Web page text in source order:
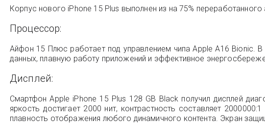
Корпус нового iPhone 15 Plus выполнен из на 75%
Процессор:
Айфон 15 Плюс работает под управлением чипа Apple A16 Bionic.
данных, плавную работу приложений и эффективное
Дисплей:
Смартфон Apple iPhone 15 Plus 128 GB Black получил дисплей
яркость достигает 2000 нит, контрастность составляет
плавность отображения любого динамичного контента. Экран